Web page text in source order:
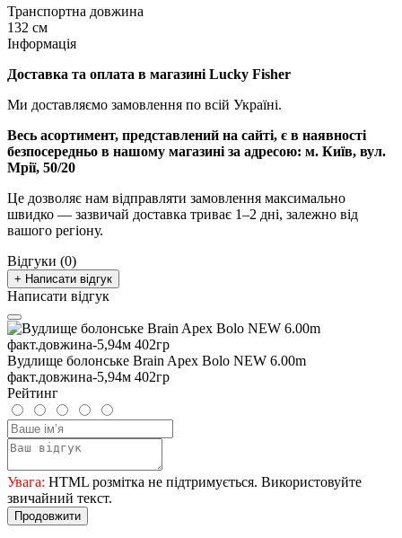
Транспортна довжина
132 см
Інформація
Доставка та оплата в магазині Lucky Fisher
Ми доставляємо замовлення по всій Україні.
Весь асортимент, представлений на сайті, є в наявності
безпосередньо в нашому магазині за адресою: м. Київ, вул.
Мрії, 50/20
Це дозволяє нам відправляти замовлення максимально
швидко — зазвичай доставка триває 1–2 дні, залежно від
вашого регіону.
Відгуки (0)
+ Написати відгук
Написати відгук
Вудлище болонське Brain Apex Bolo NEW 6.00m
факт.довжина-5,94м 402гр
Рейтинг
Увага: HTML розмітка не підтримується. Використовуйте
звичайний текст.
Продовжити